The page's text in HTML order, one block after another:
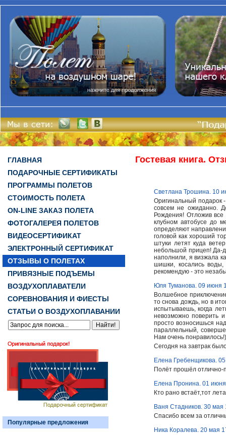
ГЛАВНАЯ
ПОДАРОЧНЫЕ СЕРТИФИКАТЫ
ПРОГРАММЫ ПОЛЕТОВ
СТОИМОСТЬ ПОЛЕТА
ON-LINE ЗАКАЗ ПОЛЕТА
ФОТОГАЛЕРЕЯ ПОЛЕТОВ
ВИДЕОСЕРТИФИКАТ
ЭЛЕКТРОННЫЙ СЕРТИФИКАТ
ОТЗЫВЫ О ПОЛЕТАХ
ПРИВЯЗНЫЕ ПОДЪЕМЫ
ВОЗДУХОПЛАВАТЕЛИ
СОРЕВНОВАНИЯ И ФИЕСТЫ
СТАТЬИ О ВОЗДУХОПЛАВАНИИ
Популярные предложения
Гостевая книга.
Светлана Трошина. 10
Оригинальный подарок
совсем не ожиданно.
Рождения! Отложив
клубном автобусе до
определяют
головой как хороший
штуки летят куда
небольшой прицеп! Да-
наполнили, я визжала
шишки, косались
рекомендую - это
Юля Туманова. 09 июня
Волшебное
то снова дождь, но в
испытываешь, когда
невозможно поверить
просто возносишься
параллельный,
Нам очень
Сегодня на завтрак
Елена Гребенщикова.
Полёт прошёл отлично-
Елена Пронина. 01
Кто рано встаёт,тот
Ваня Стадников. 30 мая
Спасибо всем за
Ника Коралева. 20 мая